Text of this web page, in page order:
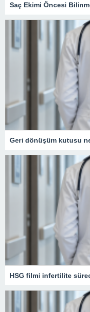
Saç Ekimi Öncesi
HSG filmi infertilite